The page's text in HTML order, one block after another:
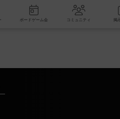
新着レビュー ボードゲーム会 コミュニ